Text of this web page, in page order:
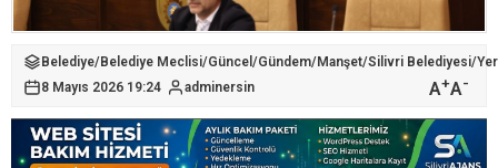
Belediye/Belediye Meclisi/Güncel /Gündem/Manşet/Silivri Belediyesi/
8 Mayıs 2026 19:24
adminersin A+A-